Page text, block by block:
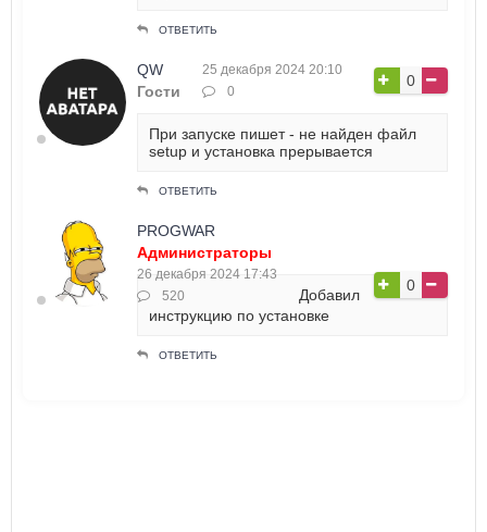
ОТВЕТИТЬ
QW
Гости
25 декабря 2024 20:10
0
0
При запуске пишет - не найден файл
setup и установка прерывается
ОТВЕТИТЬ
PROGWAR
Администраторы
26 декабря 2024 17:43
520
0
Добавил
инструкцию по установке
ОТВЕТИТЬ